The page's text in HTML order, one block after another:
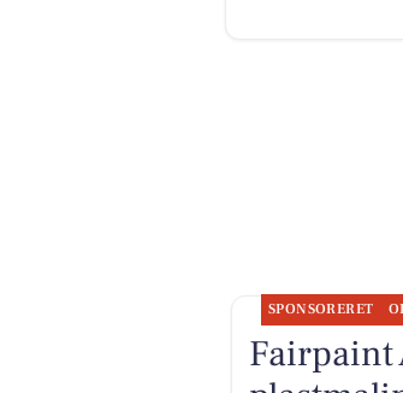
SPONSORERET
Fairpaint